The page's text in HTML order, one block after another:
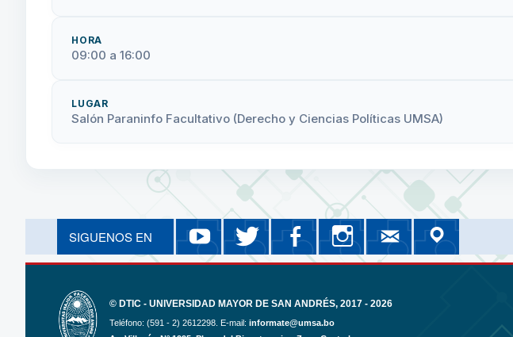
HORA
09:00 a 16:00
LUGAR
Salón Paraninfo Facultativo (Derecho y Ciencias Políticas UMSA)
SIGUENOS EN YouTube
Eventos Académicos Economía
Twitter
@UMSAlamejor
Facebook
ECONOMIA Información
Instagram
UMSA Información
Correo UMSA
Correo Institucional
© DTIC - UNIVERSIDAD MAYOR DE SAN ANDRÉS, 2017 - 2026
Teléfono: (591 - 2) 2612298. E-mail: informate@umsa.bo